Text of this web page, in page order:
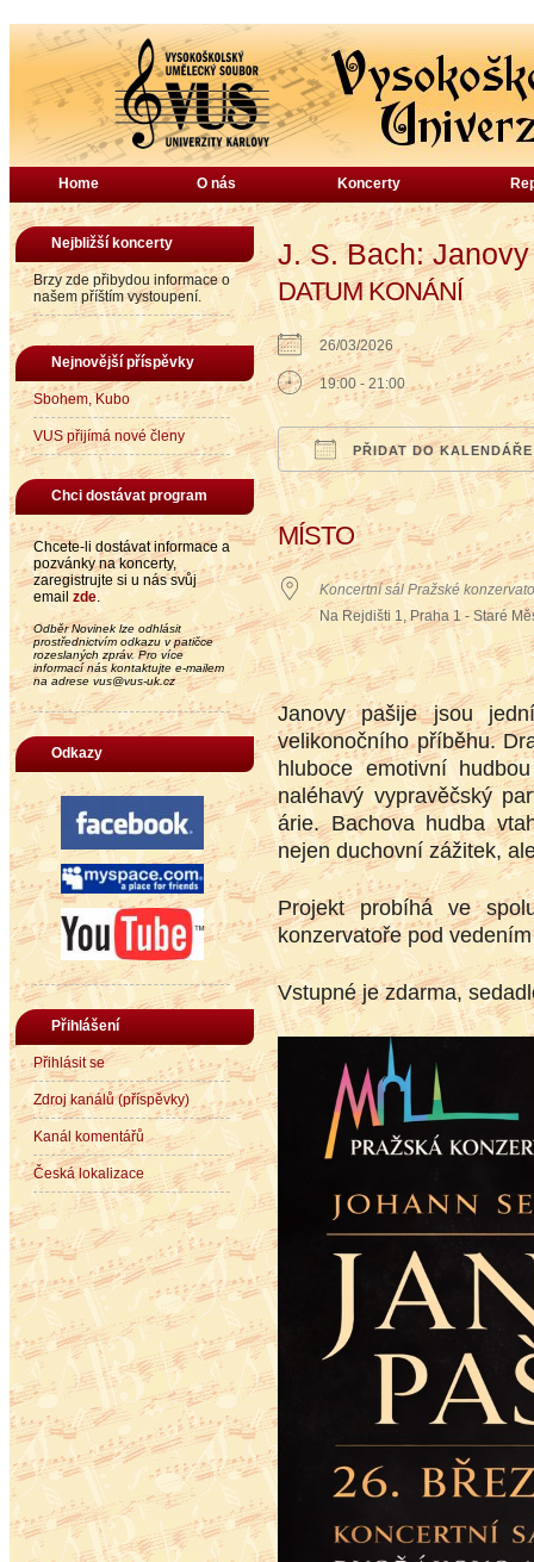
Home O nás Koncerty
Nejbližší koncerty
Brzy zde přibydou informace o
našem příštím vystoupení.
Nejnovější příspěvky
Sbohem, Kubo
VUS přijímá nové členy
Chci dostávat program
Chcete-li dostávat informace a
pozvánky na koncerty,
zaregistrujte si u nás svůj
email zde.
Odběr Novinek lze odhlásit
prostřednictvím odkazu v patičce
rozeslaných zpráv. Pro více
informací nás kontaktujte e-mailem
na adrese vus@vus-uk.cz
Odkazy
Přihlášení
Přihlásit se
Zdroj kanálů (příspěvky)
Kanál komentářů
Česká lokalizace
J. S. Bach:
DATUM KONÁNÍ
26/03/2026
19:00 - 21:00
PŘIDAT DO KALENDÁŘE
Download ICSGoogle Calendar
iCalendarOffice
MÍSTO
Koncertní sál Pražské
Na Rejdišti 1, Praha 1 - Staré
Janovy pašije jsou
velikonočního příběhu.
hluboce emotivní
naléhavý vypravěčský
árie. Bachova hudba
nejen duchovní zážitek,
Projekt probíhá ve
konzervatoře pod
Vstupné je zdarma,